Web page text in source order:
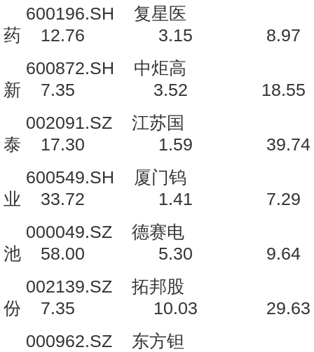
600196.SH 复星医
药 12.76 3.15
600872.SH 中炬高
新 7.35 3.52
002091.SZ 江苏国
泰 17.30 1.59
600549.SH 厦门钨
业 33.72 1.41
000049.SZ 德赛电
池 58.00 5.30
002139.SZ 拓邦股
份 7.35 10.03
000962.SZ 东方钽